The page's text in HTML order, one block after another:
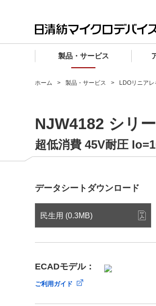
製品・サービス
マイクロ波製品
ファウンドリサービス
MUSESオフィシャ
クロスリファレンス検索
車載機器向けIC
産業機器向けIC
マイクロ波製品
設計フローから探す (電子デ
電子デバイス製品
マイクロ波製品
マイクロ波製品
企業理念
会社概要
サステナビリティ
ホーム 製品・サービス LDOリニアレ
NJW4182 シリ
超低消費 45V耐圧
データシートダウンロード
民生用 (0.3MB)
ECADモデル：
ご利用ガイド